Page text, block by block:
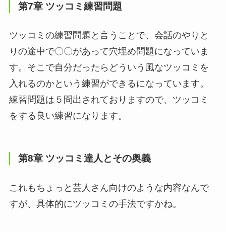
第7章 ツッコミ練習問題
ツッコミの練習問題と言うことで、会話のやりと
りの途中で〇〇があって穴埋め問題になっていま
す。そこで自分だったらどういう風なツッコミを
入れるのかという練習ができるになっています。
練習問題は５問出されておりますので、ツッコミ
をする良い練習になります。
第8章 ツッコミ達人とその奥義
これもちょっと芸人さん向けのような内容なんで
すが、具体的にツッコミの手法ですかね。